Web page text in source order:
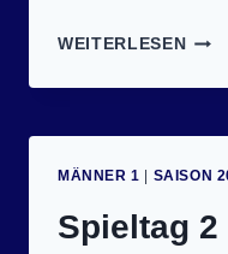
WEITERLESEN
G G
MÄNNER 1 SAISON
Spieltag 2